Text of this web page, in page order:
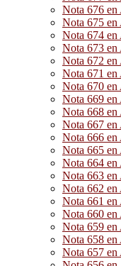
Nota 676
Nota 675
Nota 674
Nota 673
Nota 672
Nota 671
Nota 670
Nota 669
Nota 668
Nota 667
Nota 666
Nota 665
Nota 664
Nota 663
Nota 662
Nota 661
Nota 660
Nota 659
Nota 658
Nota 657